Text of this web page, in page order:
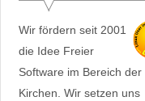
Wir fördern seit 2001
die Idee Freier
Software im Bereich der
Kirchen. Wir setzen uns